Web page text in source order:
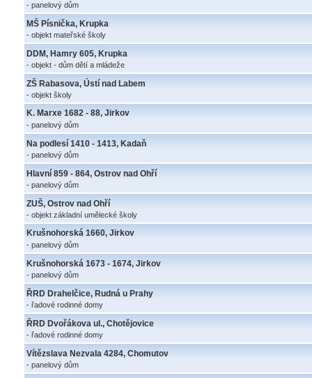
- panelový dům
MŠ Písnička, Krupka
- objekt mateřské školy
DDM, Hamry 605, Krupka
- objekt - dům dětí a mládeže
ZŠ Rabasova, Ústí nad Labem
- objekt školy
K. Marxe 1682 - 88, Jirkov
- panelový dům
Na podlesí 1410 - 1413, Kadaň
- panelový dům
Hlavní 859 - 864, Ostrov nad Ohří
- panelový dům
ZUŠ, Ostrov nad Ohří
- objekt základní umělecké školy
Krušnohorská 1660, Jirkov
- panelový dům
Krušnohorská 1673 - 1674, Jirkov
- panelový dům
ŘRD Drahelčice, Rudná u Prahy
- řadové rodinné domy
ŘRD Dvořákova ul., Chotějovice
- řadové rodinné domy
Vítězslava Nezvala 4284, Chomutov
- panelový dům